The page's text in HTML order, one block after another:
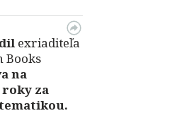
exriaditeľa
Books
na
za